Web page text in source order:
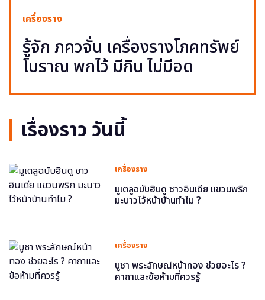
เครื่องราง
รู้จัก ภควจั่น เครื่องรางโภคทรัพย์
โบราณ พกไว้ มีกิน ไม่มีอด
เรื่องราว วันนี้
เครื่องราง
มูเตลูฉบับฮินดู ชาวอินเดีย แขวนพริก
มะนาวไว้หน้าบ้านทำไม ?
เครื่องราง
บูชา พระลักษณ์หน้าทอง ช่วยอะไร ?
คาถาและข้อห้ามที่ควรรู้